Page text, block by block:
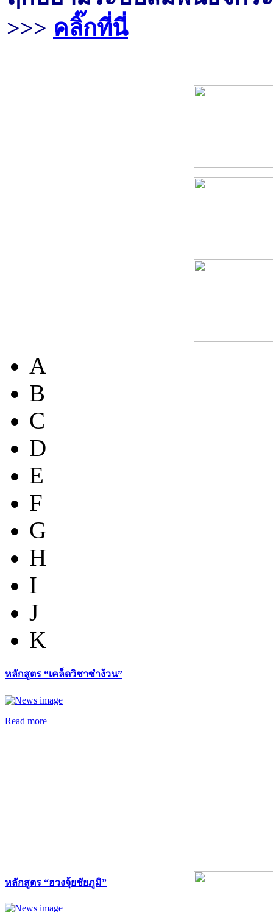
>>> คลิ๊กที่นี่
A
B
C
D
E
F
G
H
I
J
K
หลักสูตร “เคล็ดวิชาซำง้วน”
Read more
หลักสูตร “ฮวงจุ้ยชัยภูมิ”